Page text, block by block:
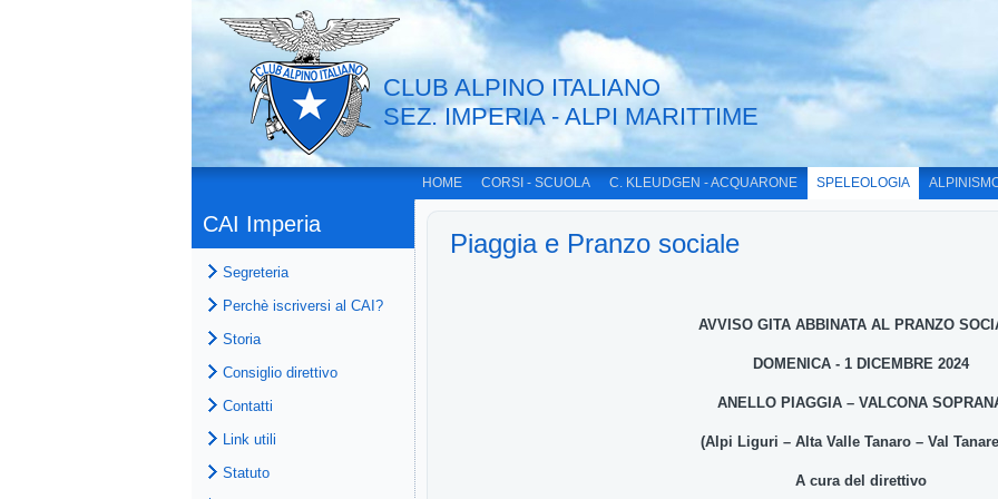
CLUB ALPINO ITALIANO
SEZ. IMPERIA - ALPI MARITTIME
HOME CORSI - SCUOLA C. KLEUDGEN - ACQUARONE SPELEOLOGIA
CAI Imperia
Segreteria
Perchè iscriversi al CAI?
Storia
Consiglio direttivo
Contatti
Link utili
Statuto
Piaggia e Pranzo sociale
AVVISO GITA ABBINATA AL PRANZO
DOMENICA - 1 DICEMBRE 2024
ANELLO PIAGGIA – VALCONA
(Alpi Liguri – Alta Valle Tanaro – Val
A cura del direttivo